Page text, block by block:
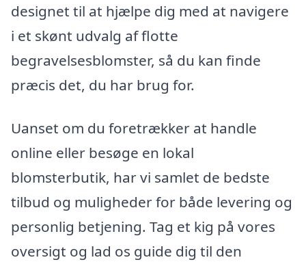
designet til at hjælpe dig med at navigere
i et skønt udvalg af flotte
begravelsesblomster, så du kan finde
præcis det, du har brug for.
Uanset om du foretrækker at handle
online eller besøge en lokal
blomsterbutik, har vi samlet de bedste
tilbud og muligheder for både levering og
personlig betjening. Tag et kig på vores
oversigt og lad os guide dig til den